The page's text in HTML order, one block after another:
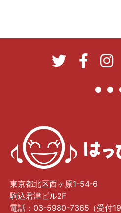
東京都北区西ヶ原1-54-6
駒込君津ビル2F
電話：03-5980-7365（受付